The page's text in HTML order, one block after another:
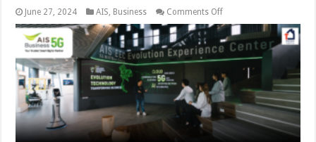
June 27, 2024 AIS Business Comments Offon
Business
โชว์
ศักยภาพ
ดิจิทัล
โซลูชัน
ส์
อัจฉริยะ
พร้อม
เป็น